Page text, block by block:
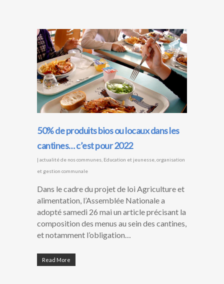
50% de produits bios ou locaux dans les
cantines… c’est pour 2022
| actualité de nos communes Education et jeunesse organisation
et gestion communale
Dans le cadre du projet de loi Agriculture et
alimentation, l’Assemblée Nationale a
adopté samedi 26 mai un article précisant la
composition des menus au sein des cantines,
et notamment l’obligation…
Read More